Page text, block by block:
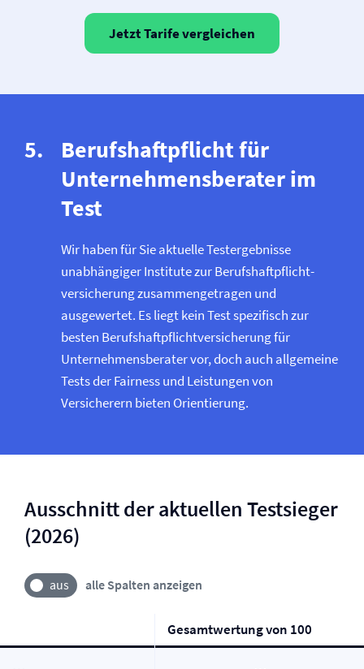
Jetzt Tarife vergleichen
Berufs­haftpflicht für
Unternehmensberater im
Test
Wir haben für Sie aktuelle Testergebnisse
unabhängiger Institute zur Berufs­haftpflicht­
versicherung zusammengetragen und
ausgewertet. Es liegt kein Test spezifisch zur
besten Berufs­haftpflicht­versicherung für
Unternehmensberater vor, doch auch allgemeine
Tests der Fairness und Leistungen von
Versicherern bieten Orientierung.
Ausschnitt der aktuellen Testsieger
(2026)
alle Spalten anzeigen
Gesamtwertung von 100